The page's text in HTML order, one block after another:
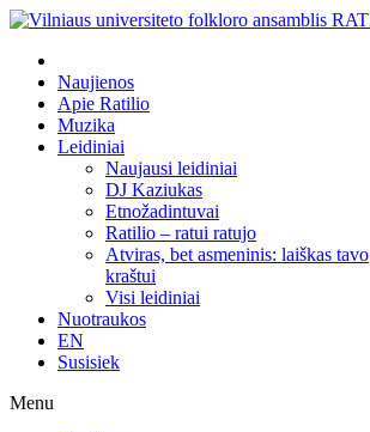
Naujienos
Apie Ratilio
Muzika
Leidiniai
Naujausi leidiniai
DJ Kaziukas
Etnožadintuvai
Ratilio – ratui ratujo
Atviras, bet asmeninis: laiškas tavo
kraštui
Visi leidiniai
Nuotraukos
EN
Susisiek
Menu